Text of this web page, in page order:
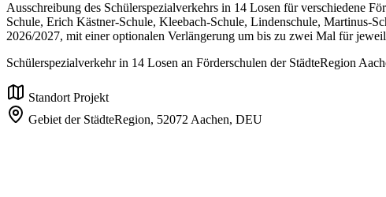
Ausschreibung des Schülerspezialverkehrs in 14 Losen für verschiedene
Schule, Erich Kästner-Schule, Kleebach-Schule, Lindenschule, Martinus-
2026/2027, mit einer optionalen Verlängerung um bis zu zwei Mal für
Schülerspezialverkehr in 14 Losen an Förderschulen der StädteRegion
Standort Projekt
Gebiet der StädteRegion, 52072 Aachen, DEU